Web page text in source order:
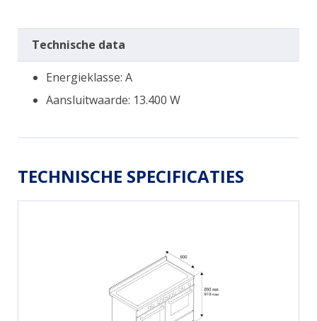
Technische data
Energieklasse: A
Aansluitwaarde: 13.400 W
TECHNISCHE SPECIFICATIES